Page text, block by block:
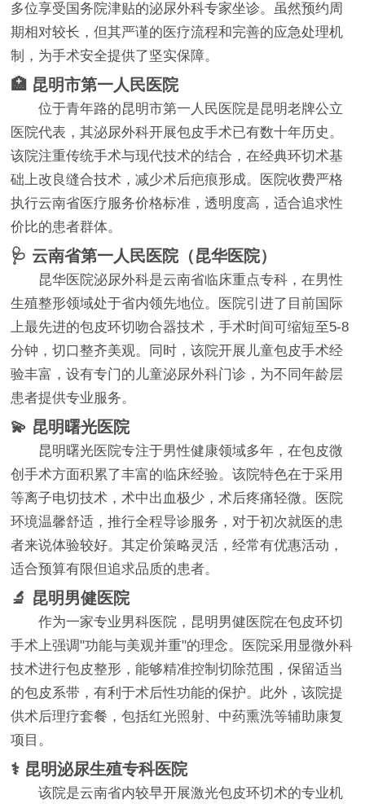
多位享受国务院津贴的泌尿外科专家坐诊。虽然预约周
期相对较长，但其严谨的医疗流程和完善的应急处理机
制，为手术安全提供了坚实保障。
🏥 昆明市第一人民医院
位于青年路的昆明市第一人民医院是昆明老牌公立
医院代表，其泌尿外科开展包皮手术已有数十年历史。
该院注重传统手术与现代技术的结合，在经典环切术基
础上改良缝合技术，减少术后疤痕形成。医院收费严格
执行云南省医疗服务价格标准，透明度高，适合追求性
价比的患者群体。
🩺 云南省第一人民医院（昆华医院）
昆华医院泌尿外科是云南省临床重点专科，在男性
生殖整形领域处于省内领先地位。医院引进了目前国际
上最先进的包皮环切吻合器技术，手术时间可缩短至5-8
分钟，切口整齐美观。同时，该院开展儿童包皮手术经
验丰富，设有专门的儿童泌尿外科门诊，为不同年龄层
患者提供专业服务。
💫 昆明曙光医院
昆明曙光医院专注于男性健康领域多年，在包皮微
创手术方面积累了丰富的临床经验。该院特色在于采用
等离子电切技术，术中出血极少，术后疼痛轻微。医院
环境温馨舒适，推行全程导诊服务，对于初次就医的患
者来说体验较好。其定价策略灵活，经常有优惠活动，
适合预算有限但追求品质的患者。
🔬 昆明男健医院
作为一家专业男科医院，昆明男健医院在包皮环切
手术上强调"功能与美观并重"的理念。医院采用显微外科
技术进行包皮整形，能够精准控制切除范围，保留适当
的包皮系带，有利于术后性功能的保护。此外，该院提
供术后理疗套餐，包括红光照射、中药熏洗等辅助康复
项目。
⚕️ 昆明泌尿生殖专科医院
该院是云南省内较早开展激光包皮环切术的专业机